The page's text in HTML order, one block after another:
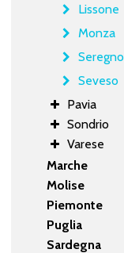
Lissone
Monza
Seregno
Seveso
Pavia
Sondrio
Varese
Marche
Molise
Piemonte
Puglia
Sardegna